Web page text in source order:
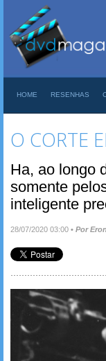
HOME RESENHAS
O CORTE
Ha, ao longo
somente
inteligente
28/07/2020 03:00 • Por